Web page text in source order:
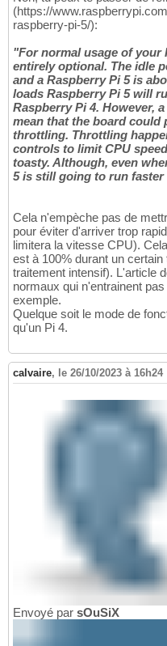
(https://
raspberry-pi-5/):
"For normal usage of your
entirely optional. The idle
and a Raspberry Pi 5 is
loads Raspberry Pi 5 will
Raspberry Pi 4. However,
mean that the board
throttling. Throttling
controls to limit CPU
toasty. Although, even
5 is still going to run
Cela n'empèche pas de
pour éviter d'arriver trop
limitera la vitesse CPU).
est à 100% durant un
traitement intensif). L'article
normaux qui n'entrainent
exemple.
Quelque soit le mode de
qu'un Pi 4.
calvaire, le 26/10/2023 à 16h24
Envoyé par sOuSiX